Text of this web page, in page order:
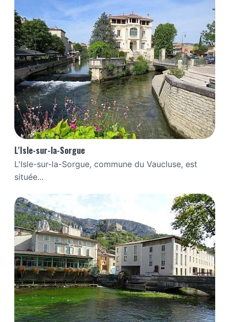
L'Isle-sur-la-Sorgue
L'Isle-sur-la-Sorgue, commune du Vaucluse, est
située...